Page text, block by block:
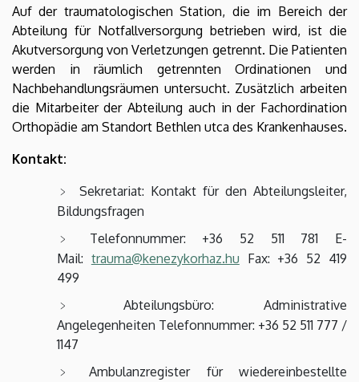
Auf der traumatologischen Station, die im Bereich der
Abteilung für Notfallversorgung betrieben wird, ist die
Akutversorgung von Verletzungen getrennt. Die Patienten
werden in räumlich getrennten Ordinationen und
Nachbehandlungsräumen untersucht. Zusätzlich arbeiten
die Mitarbeiter der Abteilung auch in der Fachordination
Orthopädie am Standort Bethlen utca des Krankenhauses.
Kontakt:
Sekretariat: Kontakt für den Abteilungsleiter,
Bildungsfragen
Telefonnummer: +36 52 511 781 E-
Mail: trauma@kenezykorhaz.hu Fax: +36 52 419
499
Abteilungsbüro: Administrative
Angelegenheiten Telefonnummer: +36 52 511 777 /
1147
Ambulanzregister für wiedereinbestellte